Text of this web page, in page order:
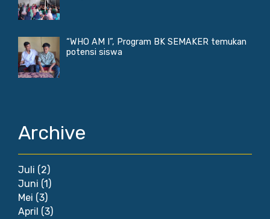
“WHO AM I”, Program BK SEMAKER temukan
potensi siswa
Archive
Juli (2)
Juni (1)
Mei (3)
April (3)